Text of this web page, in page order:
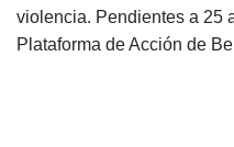
violencia. Pendientes a 25
Plataforma de Acción de